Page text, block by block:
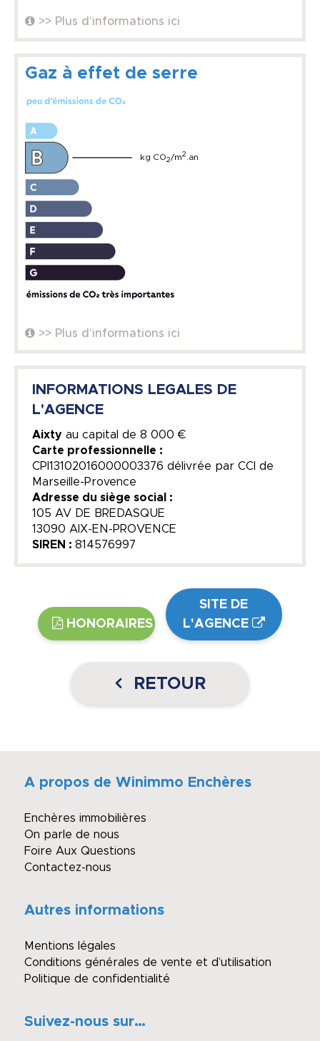
>> Plus d'informations ici
Gaz à effet de serre
kg CO2/m2 .an
>> Plus d'informations ici
INFORMATIONS LEGALES DE
L'AGENCE
Aixty au capital de 8 000 €
Carte professionnelle :
CPI13102016000003376 délivrée par CCI de
Marseille-Provence
Adresse du siège social :
105 AV DE BREDASQUE
13090 AIX-EN-PROVENCE
SIREN : 814576997
HONORAIRES
SITE DE
L'AGENCE
RETOUR
A propos de Winimmo Enchères
Enchères immobilières
On parle de nous
Foire Aux Questions
Contactez-nous
Autres informations
Mentions légales
Conditions générales de vente et d’utilisation
Politique de confidentialité
Suivez-nous sur…